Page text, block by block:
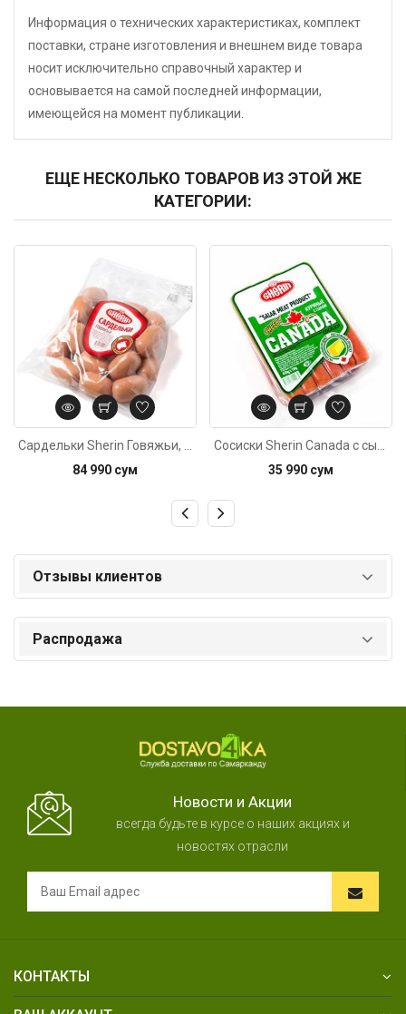
Информация о технических характеристиках, комплект
поставки, стране изготовления и внешнем виде товара
носит исключительно справочный характер и
основывается на самой последней информации,
имеющейся на момент публикации.
ЕЩЕ НЕСКОЛЬКО ТОВАРОВ ИЗ ЭТОЙ ЖЕ
КАТЕГОРИИ:
84 990 сум
35 990 сум
Отзывы клиентов
Распродажа
Новости и Акции
всегда будьте в курсе о наших акциях и
новостях отрасли
КОНТАКТЫ